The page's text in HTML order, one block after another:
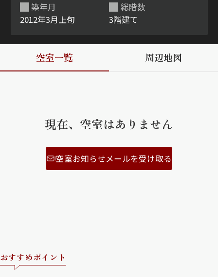
ルームツアー 動画ギャラリー
シャーメゾンショップを探す
シャーメゾンライフサポート
自立型サービス付き・シニア向け
築年月
2012年3月上旬
総階数
3階建て
空室一覧 周辺地図
現在、空室はありません
空室お知らせメールを受け取る
おすすめポイント